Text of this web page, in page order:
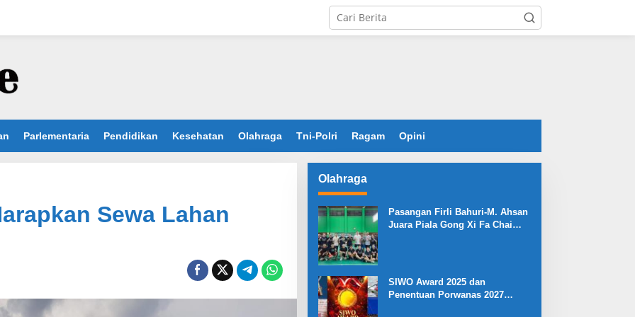
Parlementaria Pendidikan Kesehatan Olahraga Tni-Polri Ragam Opini
Sewa Lahan
Olahraga
Pasangan Firli Bahuri-M. Ahsan
Juara Piala Gong Xi Fa Chai
SIWO Award 2025 dan
Penentuan Porwanas 2027